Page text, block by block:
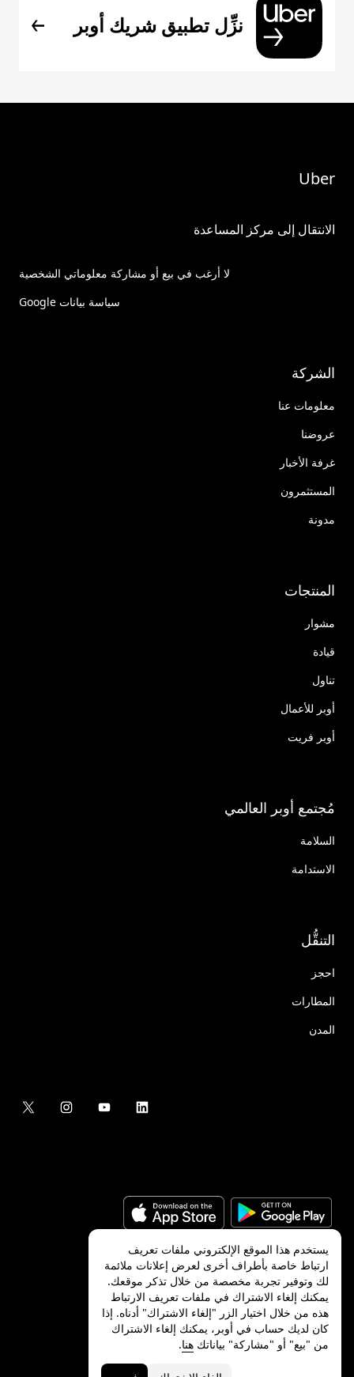
نزِّل تطبيق شريك أوبر
Uber
الانتقال إلى مركز المساعدة
لا أرغب في بيع أو مشاركة معلوماتي الشخصية
سياسة بيانات Google
الشركة
معلومات عنا
عروضنا
غرفة الأخبار
المستثمرون
مدونة
المنتجات
مشوار
قيادة
تناول
أوبر للأعمال
أوبر فريت
مُجتمع أوبر العالمي
السلامة
الاستدامة
التنقُّل
احجز
المطارات
المدن
©
2026شركة Uber Technologies, Inc.‎
ميزات ذوي الاحتياجات الخاصةالشروط
يستخدم هذا الموقع الإلكتروني ملفات تعريف
ارتباط خاصة بأطراف أخرى لعرض إعلانات ملائمة
لك وتوفير تجربة مخصصة من خلال تذكر موقعك.
يمكنك إلغاء الاشتراك في ملفات تعريف الارتباط
هذه من خلال اختيار الزر "إلغاء الاشتراك" أدناه. إذا
كان لديك حساب في أوبر، يمكنك إلغاء الاشتراك
من "بيع" أو "مشاركة" بياناتك هنا.